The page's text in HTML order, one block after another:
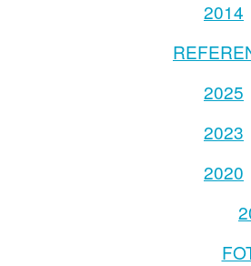
2014
2025
2023
2020